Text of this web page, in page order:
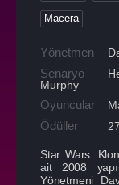
Macera
Yönetmen
Senaryo
Murphy
Oyuncular
Ödüller
Star Wars:
ait 2008
Yönetmeni